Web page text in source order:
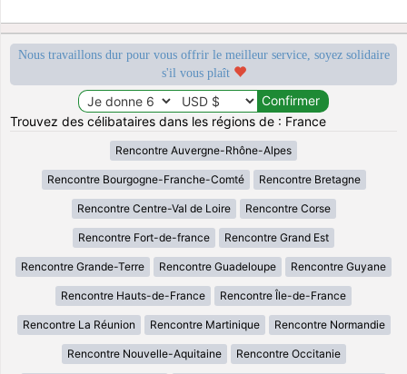
Nous travaillons dur pour vous offrir le meilleur service, soyez solidaire
s'il vous plaît
Trouvez des célibataires dans les régions de : France
Rencontre Auvergne-Rhône-Alpes
Rencontre Bourgogne-Franche-Comté Rencontre Bretagne
Rencontre Centre-Val de Loire Rencontre Corse
Rencontre Fort-de-france Rencontre Grand Est
Rencontre Grande-Terre Rencontre Guadeloupe Rencontre Guyane
Rencontre Hauts-de-France Rencontre Île-de-France
Rencontre La Réunion Rencontre Martinique Rencontre Normandie
Rencontre Nouvelle-Aquitaine Rencontre Occitanie